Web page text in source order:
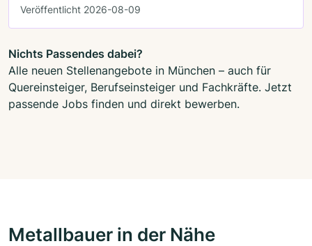
Veröffentlicht 2026-08-09
Nichts Passendes dabei?
Alle neuen Stellenangebote in München – auch für
Quereinsteiger, Berufseinsteiger und Fachkräfte. Jetzt
passende Jobs finden und direkt bewerben.
Metallbauer in der Nähe